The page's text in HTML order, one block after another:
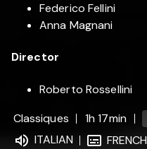
Federico Fellini
Anna Magnani
Director
Roberto Rossellini
Classiques
1h 17min
ITALIAN
FRENCH